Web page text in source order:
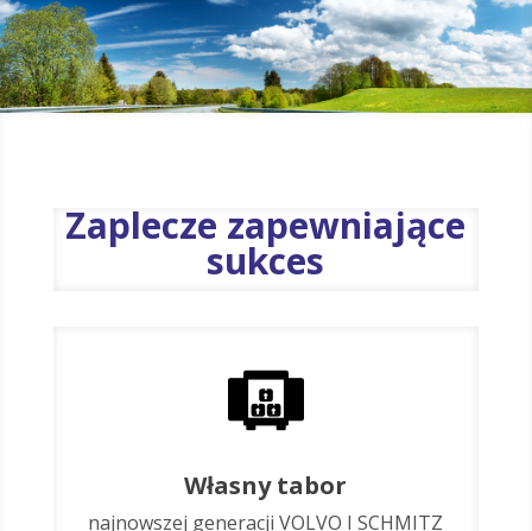
Zaplecze zapewniające
sukces
Własny tabor
najnowszej generacji VOLVO I SCHMITZ